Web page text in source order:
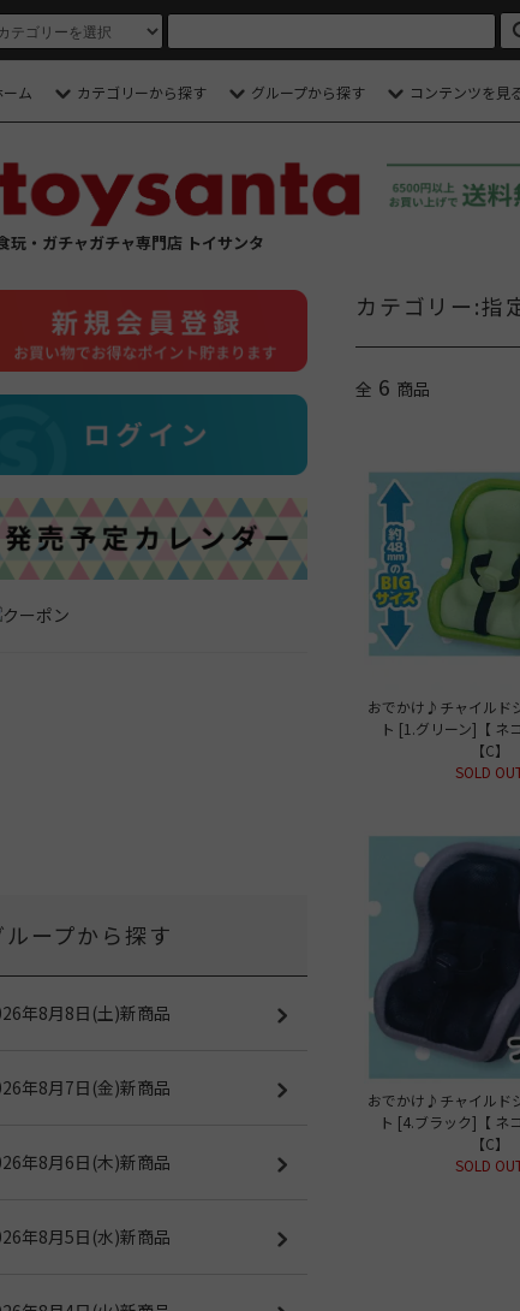
ーム カテゴリーから探す グループから探す コンテンツを見
玩・ガチャガチャ専門店 トイサンタ
カテゴリー:
全 6 商品
おでかけ♪チャイルド
ト [1.グリーン]【 ネ
【C】
SOLD
おでかけ♪チャイルド
ト [4.ブラック]【 ネ
【C】
SOLD
ループから探す
年8月8日(土)新商品
年8月7日(金)新商品
年8月6日(木)新商品
年8月5日(水)新商品